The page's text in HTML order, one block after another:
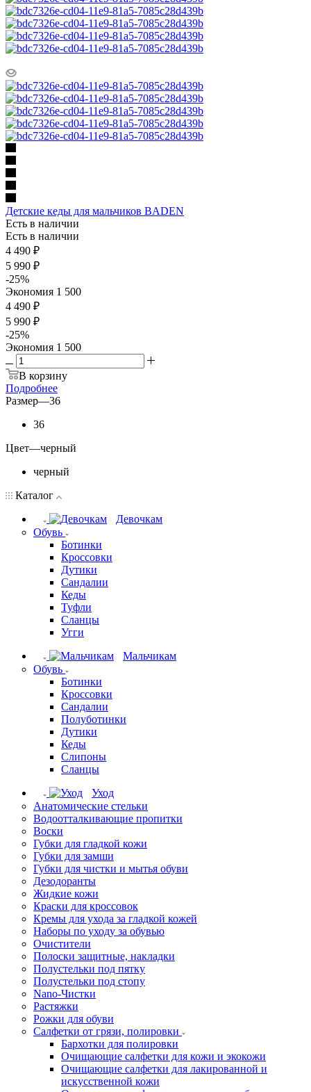
Детские кеды для мальчиков BADEN
Есть в наличии
Есть в наличии
4 490 ₽
5 990 ₽
-25%
Экономия 1 500
4 490 ₽
5 990 ₽
-25%
Экономия 1 500
В корзину
Подробнее
Размер—36
36
Цвет—черный
черный
Каталог
Девочкам
Обувь
Ботинки
Кроссовки
Дутики
Сандалии
Кеды
Туфли
Сланцы
Угги
Мальчикам
Обувь
Ботинки
Кроссовки
Сандалии
Полуботинки
Дутики
Кеды
Слипоны
Сланцы
Уход
Анатомические стельки
Водоотталкивающие пропитки
Воски
Губки для гладкой кожи
Губки для замши
Губки для чистки и мытья обуви
Дезодоранты
Жидкие кожи
Краски для кроссовок
Кремы для ухода за гладкой кожей
Наборы по уходу за обувью
Очистители
Полоски защитные, накладки
Полустельки под пятку
Полустельки под стопу
Nano-Чистки
Растяжки
Рожки для обуви
Салфетки от грязи, полировки
Бархотки для полировки
Очищающие салфетки для кожи и экокожи
Очищающие салфетки для лакированной и
искусственной кожи